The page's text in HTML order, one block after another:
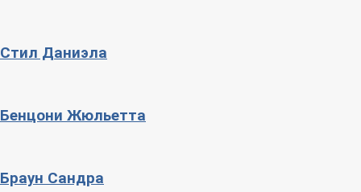
Стил Даниэла
Бенцони Жюльетта
Браун Сандра